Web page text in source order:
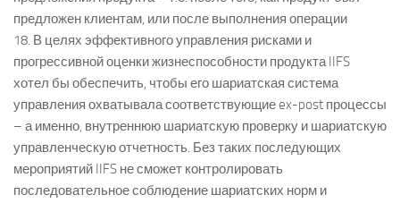
предложен клиентам, или после выполнения операции
18. В целях эффективного управления рисками и
прогрессивной оценки жизнеспособности продукта IIFS
хотел бы обеспечить, чтобы его шариатская система
управления охватывала соответствующие ex-post процессы
– а именно, внутреннюю шариатскую проверку и шариатскую
управленческую отчетность. Без таких последующих
мероприятий IIFS не сможет контролировать
последовательное соблюдение шариатских норм и